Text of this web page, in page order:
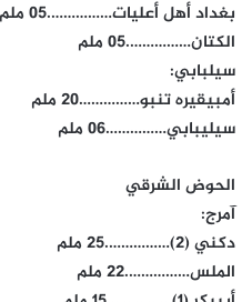
بغداد أهل أعليات…………….05 ملم
الكتان…………….05 ملم
سيلبابي:
أمبيقيره تنبو……………20 ملم
سيليبابي……………06 ملم
الحوض الشرقي
آمرج:
دكني (2)…………….25 ملم
الملس…………….22 ملم